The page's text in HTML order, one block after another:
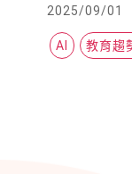
2025/09/01
AI 教育趨